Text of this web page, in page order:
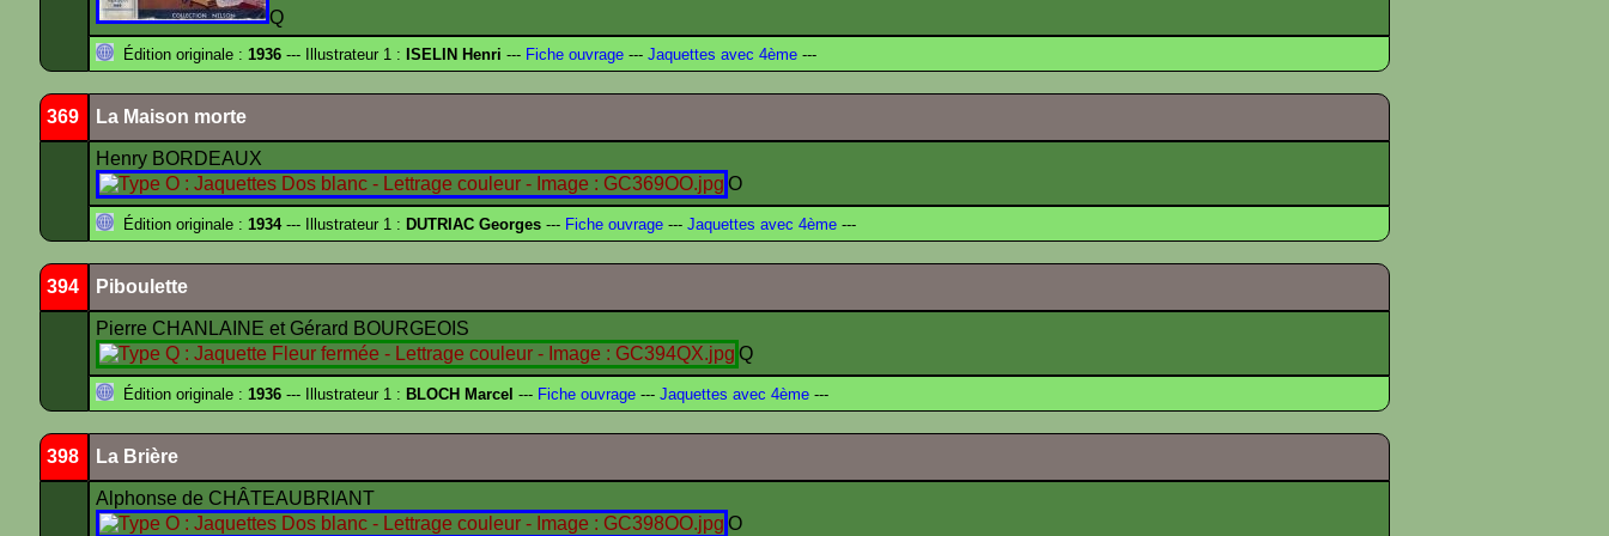
Q
Édition originale : 1936 --- Illustrateur 1 : ISELIN Henri --- Fiche ouvrage --- Jaquettes avec 4ème ---
369 La Maison morte
Henry BORDEAUX
O
Édition originale : 1934--- Illustrateur 1 : DUTRIAC Georges --- Fiche ouvrage --- Jaquettes avec 4ème ---
394 Piboulette
Pierre CHANLAINE et Gérard BOURGEOIS
Q
Édition originale : 1936 --- Illustrateur 1 : BLOCH Marcel --- Fiche ouvrage --- Jaquettes avec 4ème ---
398 La Brière
Alphonse de CHÂTEAUBRIANT
O